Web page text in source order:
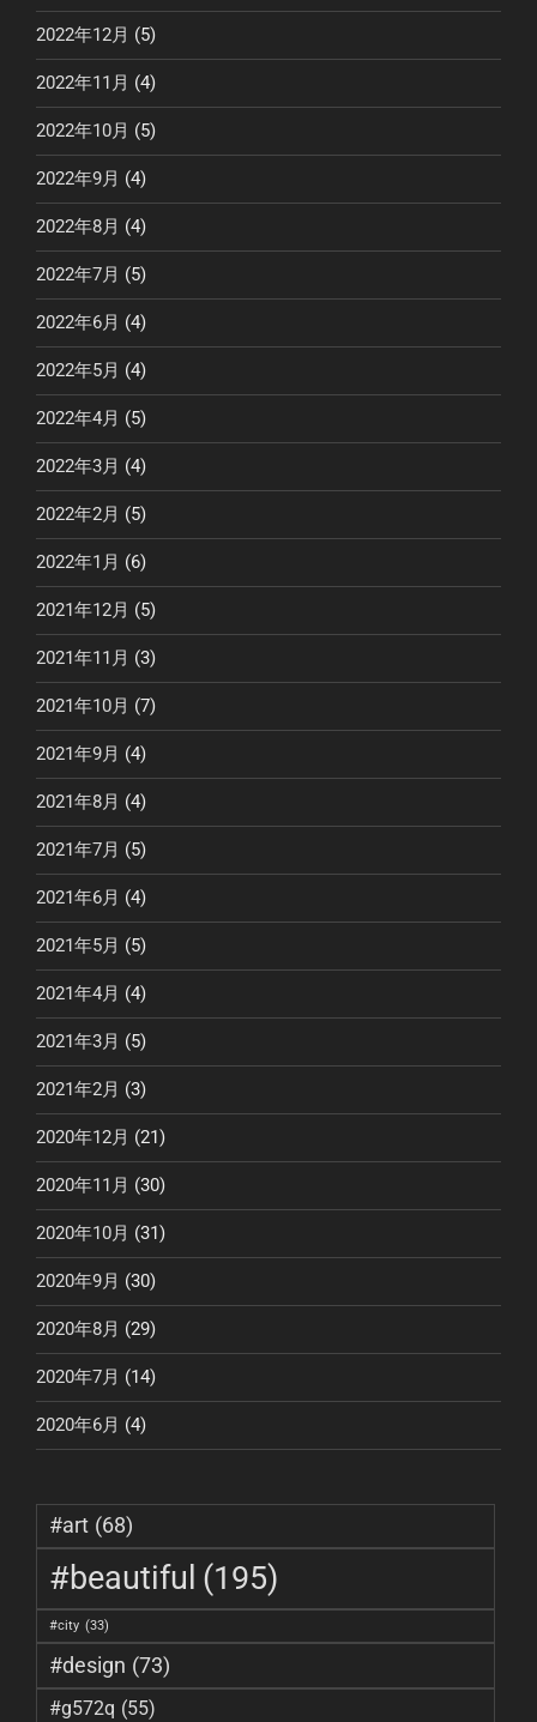
2022年12月 (5)
2022年11月 (4)
2022年10月 (5)
2022年9月 (4)
2022年8月 (4)
2022年7月 (5)
2022年6月 (4)
2022年5月 (4)
2022年4月 (5)
2022年3月 (4)
2022年2月 (5)
2022年1月 (6)
2021年12月 (5)
2021年11月 (3)
2021年10月 (7)
2021年9月 (4)
2021年8月 (4)
2021年7月 (5)
2021年6月 (4)
2021年5月 (5)
2021年4月 (4)
2021年3月 (5)
2021年2月 (3)
2020年12月 (21)
2020年11月 (30)
2020年10月 (31)
2020年9月 (30)
2020年8月 (29)
2020年7月 (14)
2020年6月 (4)
#art (68)
#beautiful (195)
#city (33)
#design (73)
#g572q (55)